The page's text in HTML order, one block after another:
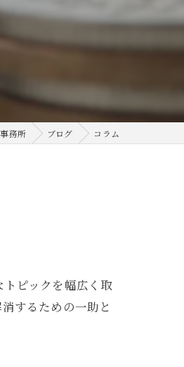
務所 ブログ コラム
ピックを幅広く取
するための一助と